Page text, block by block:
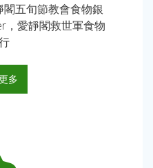
五旬節教會食物銀
，愛靜閣救世軍食物
多